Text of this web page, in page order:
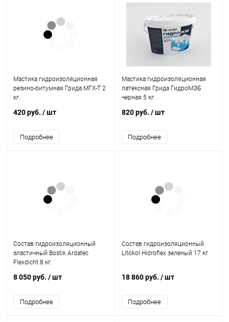
Мастика гидроизоляционная
резино-битумная Грида МГХ-Т 2
кг.
420 руб. / шт
Подробнее
Мастика гидроизоляционная
латексная Грида ГидроМЭБ
черная 5 кг.
820 руб. / шт
Подробнее
Состав гидроизоляционный
эластичный Bostik Ardatec
Flexdicht 8 кг.
8 050 руб. / шт
Подробнее
Состав гидроизоляционный
Litokol Hidroflex зеленый 17 кг
18 860 руб. / шт
Подробнее